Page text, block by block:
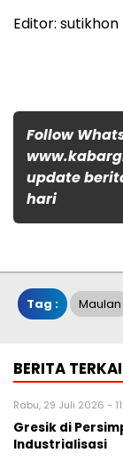
Editor: sutikhon
Follow
update
hari
Tag : Maulan
BERITA
Rabu, 29 Juli 2026 -
Gresik di
Industrialisasi